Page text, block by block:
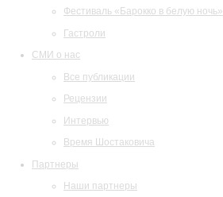
Фестиваль «Барокко в белую ночь»
Гастроли
СМИ о нас
Все публикации
Рецензии
Интервью
Время Шостаковича
Партнеры
Наши партнеры